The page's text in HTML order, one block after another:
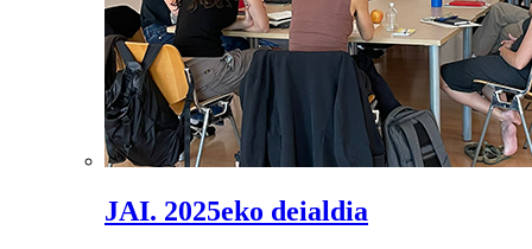
JAI. 2025eko deialdia